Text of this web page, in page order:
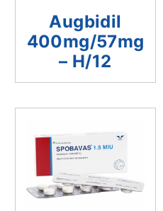
Augbidil
400mg/57mg
– H/12